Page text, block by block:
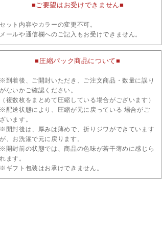
■ご要望はお受けできません■
セット内容やカラーの変更不可。
メールや通信欄へのご記入もお受けできません。
■圧縮パック商品について■
※到着後、ご開封いただき、ご注文商品・数量に誤り
がないかご確認ください。
（複数枚をまとめて圧縮している場合がございます）
※配送状態により、圧縮が元に戻っている 場合がご
ざいます。
※開封後は、厚みは薄めで、折りジワができています
が、お洗濯で元に戻ります。
※開封前の状態では、商品の色味が若干薄めに感じら
れます。
※ギフト包装はお承けできません。